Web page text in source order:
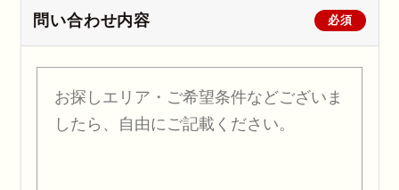
必須
問い合わせ内容